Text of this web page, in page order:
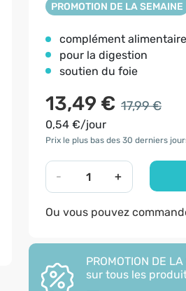
PROMOTION DE LA SEMAINE
complément alimentaire
pour la digestion
soutien du foie
13,49 € 17,99 €
0,54 €/jour
Prix le plus bas des 30 derniers
- +
Ou vous pouvez
PROMOTION DE
sur tous les